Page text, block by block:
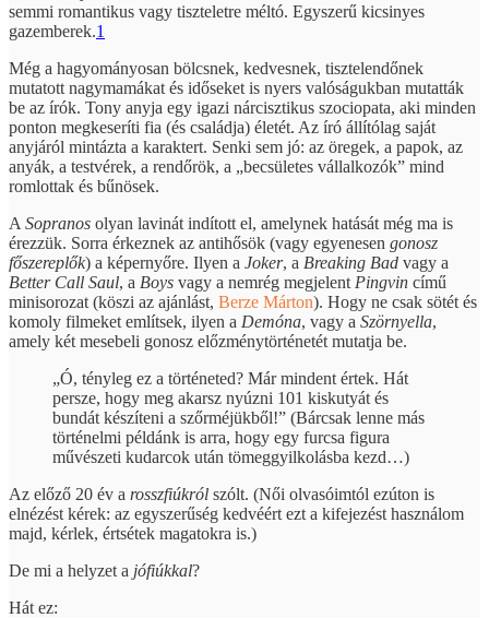
semmi romantikus vagy tiszteletre méltó. Egyszerű kicsinyes
gazemberek.1
Még a hagyományosan bölcsnek, kedvesnek, tisztelendőnek
mutatott nagymamákat és időseket is nyers valóságukban mutatták
be az írók. Tony anyja egy igazi nárcisztikus szociopata, aki minden
ponton megkeseríti fia (és családja) életét. Az író állítólag saját
anyjáról mintázta a karaktert. Senki sem jó: az öregek, a papok, az
anyák, a testvérek, a rendőrök, a „becsületes vállalkozók” mind
romlottak és bűnösek.
A Sopranos olyan lavinát indított el, amelynek hatását még ma is
érezzük. Sorra érkeznek az antihősök (vagy egyenesen gonosz
főszereplők) a képernyőre. Ilyen a Joker, a Breaking Bad vagy a
Better Call Saul, a Boys vagy a nemrég megjelent Pingvin című
minisorozat (köszi az ajánlást, Berze Márton). Hogy ne csak sötét és
komoly filmeket említsek, ilyen a Demóna, vagy a Szörnyella,
amely két mesebeli gonosz előzménytörténetét mutatja be.
„Ó, tényleg ez a történeted? Már mindent értek. Hát
persze, hogy meg akarsz nyúzni 101 kiskutyát és
bundát készíteni a szőrméjükből!” (Bárcsak lenne más
történelmi példánk is arra, hogy egy furcsa figura
művészeti kudarcok után tömeggyilkolásba kezd…)
Az előző 20 év a rosszfiúkról szólt. (Női olvasóimtól ezúton is
elnézést kérek: az egyszerűség kedvéért ezt a kifejezést használom
majd, kérlek, értsétek magatokra is.)
De mi a helyzet a jófiúkkal?
Hát ez: